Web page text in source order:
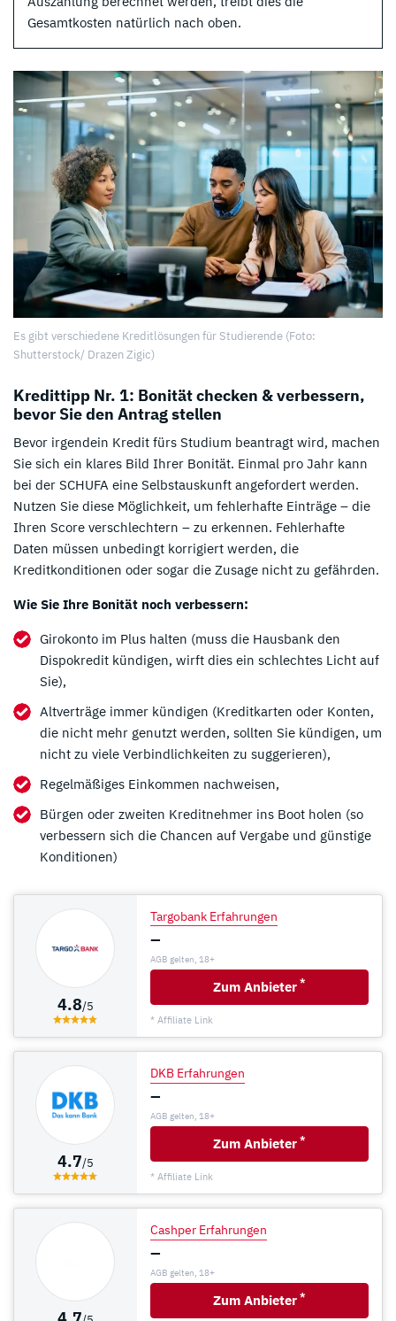
Gesamtkosten natürlich nach oben.
Es gibt verschiedene Kreditlösungen für Studierende (Foto:
Shutterstock/ Drazen Zigic)
Kredittipp Nr. 1: Bonität checken & verbessern,
bevor Sie den Antrag stellen
Bevor irgendein Kredit fürs Studium beantragt wird, machen
Sie sich ein klares Bild Ihrer Bonität. Einmal pro Jahr kann
bei der SCHUFA eine Selbstauskunft angefordert werden.
Nutzen Sie diese Möglichkeit, um fehlerhafte Einträge – die
Ihren Score verschlechtern – zu erkennen. Fehlerhafte
Daten müssen unbedingt korrigiert werden, die
Kreditkonditionen oder sogar die Zusage nicht zu gefährden.
Wie Sie Ihre Bonität noch verbessern:
Girokonto im Plus halten (muss die Hausbank den
Dispokredit kündigen, wirft dies ein schlechtes Licht auf
Sie),
Altverträge immer kündigen (Kreditkarten oder Konten,
die nicht mehr genutzt werden, sollten Sie kündigen, um
nicht zu viele Verbindlichkeiten zu suggerieren),
Regelmäßiges Einkommen nachweisen,
Bürgen oder zweiten Kreditnehmer ins Boot holen (so
verbessern sich die Chancen auf Vergabe und günstige
Konditionen)
4.8/5
Targobank Erfahrungen
–
AGB gelten, 18+
Zum Anbieter *
* Affiliate Link
4.7/5
DKB Erfahrungen
–
AGB gelten, 18+
Zum Anbieter *
* Affiliate Link
Cashper Erfahrungen
–
AGB gelten, 18+
Zum Anbieter *